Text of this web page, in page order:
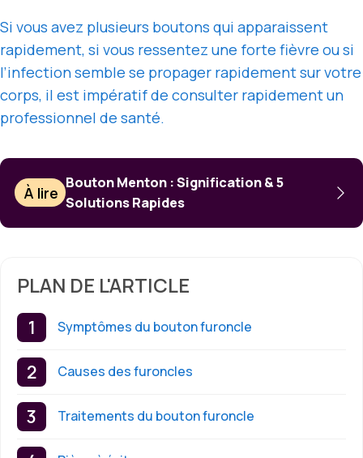
Si vous avez plusieurs boutons qui apparaissent
rapidement, si vous ressentez une forte fièvre ou si
l’infection semble se propager rapidement sur votre
corps, il est impératif de consulter rapidement un
professionnel de santé.
À lire
Bouton Menton : Signification & 5
Solutions Rapides
PLAN DE L'ARTICLE
Symptômes du bouton furoncle
Causes des furoncles
Traitements du bouton furoncle